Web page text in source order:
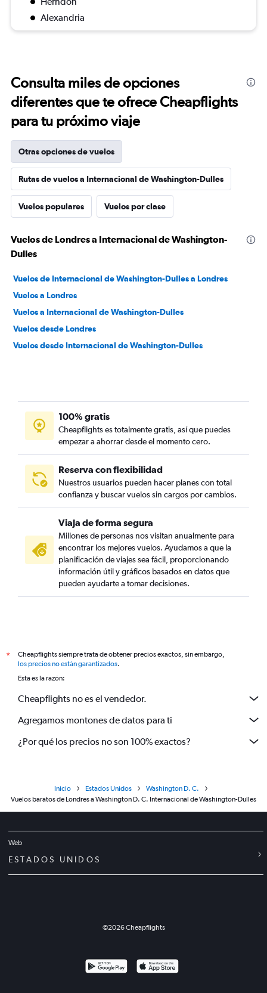
Alexandria
Consulta miles de opciones
diferentes que te ofrece Cheapflights
para tu próximo viaje
Otras opciones de vuelos
Rutas de vuelos a Internacional de Washington-Dulles
Vuelos populares Vuelos por clase
Vuelos de Londres a Internacional de Washington-
Dulles
Vuelos de Internacional de Washington-Dulles a Londres
Vuelos a Londres
Vuelos a Internacional de Washington-Dulles
Vuelos desde Londres
Vuelos desde Internacional de Washington-Dulles
100% gratis
Cheapflights es totalmente gratis, así que puedes
empezar a ahorrar desde el momento cero.
Reserva con flexibilidad
Nuestros usuarios pueden hacer planes con total
confianza y buscar vuelos sin cargos por cambios.
Viaja de forma segura
Millones de personas nos visitan anualmente para
encontrar los mejores vuelos. Ayudamos a que la
planificación de viajes sea fácil, proporcionando
información útil y gráficos basados en datos que
pueden ayudarte a tomar decisiones.
*
Cheapflights siempre trata de obtener precios exactos, sin embargo,
los precios no están garantizados.
Esta es la razón:
Cheapflights no es el vendedor.
Agregamos montones de datos para ti
¿Por qué los precios no son 100% exactos?
Inicio Estados Unidos
Washington D. C.
Vuelos baratos de Londres a Washington D. C. Internacional de Washington-Dulles
Web
ESTADOS UNIDOS
©2026Cheapflights